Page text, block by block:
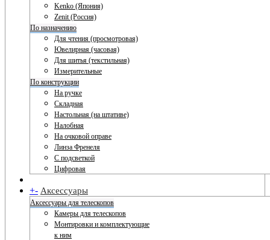
Kenko (Япония)
Zenit (Россия)
По назначению
Для чтения (просмотровая)
Ювелирная (часовая)
Для шитья (текстильная)
Измерительные
По конструкции
На ручке
Складная
Настольная (на штативе)
Налобная
На очковой оправе
Линза Френеля
С подсветкой
Цифровая
+- Аксессуары
Аксессуары для телескопов
Камеры для телескопов
Монтировки и комплектующие
к ним